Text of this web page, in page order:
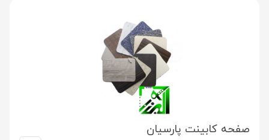
صفحه کابینت پارسیان